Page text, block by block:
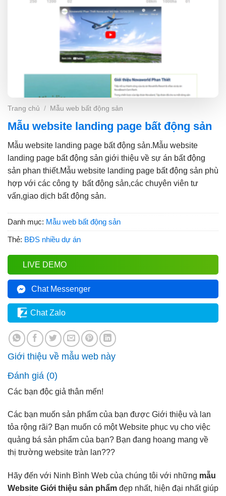
Trang chủ / Mẫu web bất động sản
Mẫu website landing page bất động sản
Mẫu website landing page bất động sản.Mẫu website
landing page bất động sản giới thiệu về sự án bất động
sản phan thiết.Mẫu website landing page bất động sản phù
hợp với các công ty bất động sản,các chuyên viên tư
vấn,giao dịch bất động sản.
Danh mục: Mẫu web bất động sản
Thẻ: BĐS nhiều dự án
LIVE DEMO
Chat Messenger
Chat Zalo
Giới thiệu về mẫu web này
Đánh giá (0)
Các bạn độc giả thân mến!
Các bạn muốn sản phẩm của bạn được Giới thiệu và lan
tỏa rộng rãi? Bạn muốn có một Website phục vụ cho việc
quảng bá sản phẩm của bạn? Bạn đang hoang mang về
thị trường website tràn lan???
Hãy đến với Ninh Bình Web của chúng tôi với những mẫu
Website Giới thiệu sản phẩm đẹp nhất, hiện đại nhất giúp